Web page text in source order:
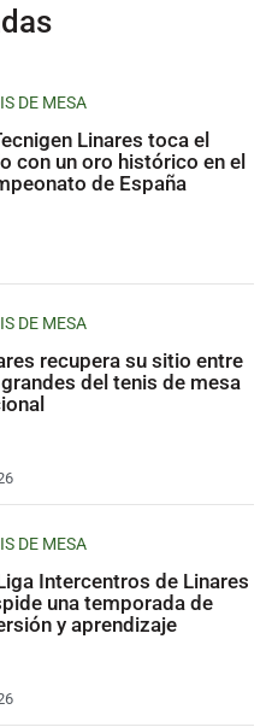
DE MESA
Linares toca el
con un oro histórico en el
de España
DE MESA
recupera su sitio entre
grandes del tenis de mesa
DE MESA
Intercentros de Linares
una temporada de
y aprendizaje